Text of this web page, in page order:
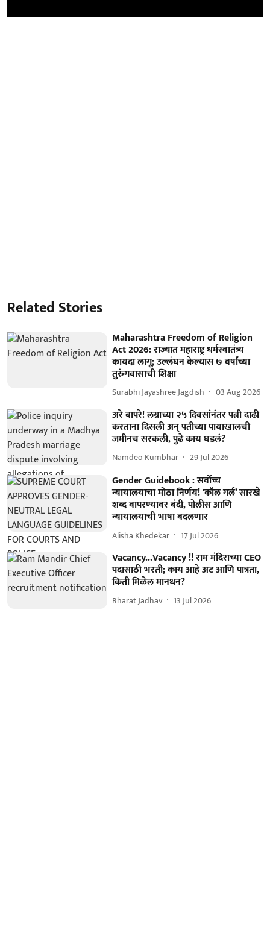
Related Stories
Maharashtra Freedom of Religion
Act 2026: राज्यात महाराष्ट्र धर्मस्वातंत्र्य
कायदा लागू; उल्लंघन केल्यास ७ वर्षांच्या
तुरुंगवासाची शिक्षा
Surabhi Jayashree Jagdish 03 Aug 2026
अरे बापरे! लग्नाच्या २५ दिवसांनंतर पत्नी दाढी
करताना दिसली अन् पतीच्या पायाखालची
जमीनच सरकली, पुढे काय घडलं?
Namdeo Kumbhar 29 Jul 2026
Gender Guidebook : सर्वोच्च
न्यायालयाचा मोठा निर्णय! 'कॉल गर्ल’ सारखे
शब्द वापरण्यावर बंदी, पोलीस आणि
न्यायालयाची भाषा बदलणार
Alisha Khedekar 17 Jul 2026
Vacancy...Vacancy !! राम मंदिराच्या CEO
पदासाठी भरती; काय आहे अट आणि पात्रता,
किती मिळेल मानधन?
Bharat Jadhav 13 Jul 2026